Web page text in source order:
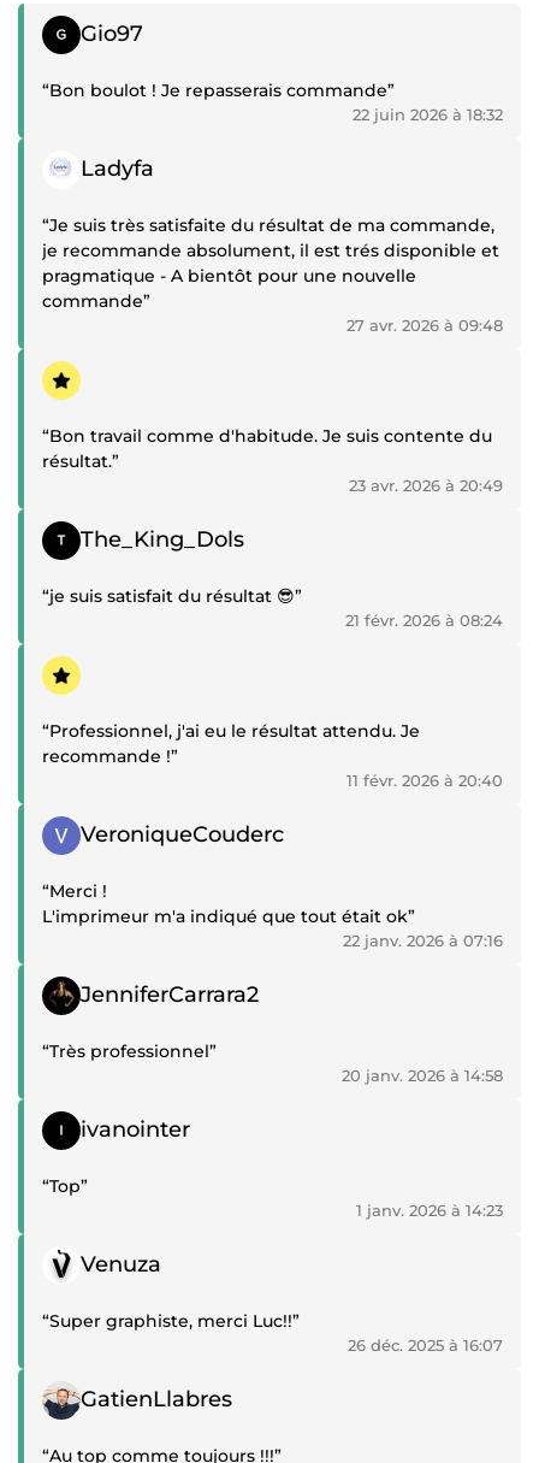
Témoignage positif
Gio97
“Bon boulot ! Je repasserais commande”
22 juin 2026 à 18:32
Témoignage positif
Ladyfa
“Je suis très satisfaite du résultat de ma commande,
je recommande absolument, il est trés disponible et
pragmatique - A bientôt pour une nouvelle
commande”
27 avr. 2026 à 09:48
Témoignage positif
“Bon travail comme d'habitude. Je suis contente du
résultat.”
23 avr. 2026 à 20:49
Témoignage positif
The_King_Dols
“je suis satisfait du résultat 😎”
21 févr. 2026 à 08:24
Témoignage positif
“Professionnel, j'ai eu le résultat attendu. Je
recommande !”
11 févr. 2026 à 20:40
Témoignage positif
VeroniqueCouderc
“Merci !
L'imprimeur m'a indiqué que tout était ok”
22 janv. 2026 à 07:16
Témoignage positif
JenniferCarrara2
“Très professionnel”
20 janv. 2026 à 14:58
Témoignage positif
ivanointer
“Top”
1 janv. 2026 à 14:23
Témoignage positif
Venuza
“Super graphiste, merci Luc!!”
26 déc. 2025 à 16:07
Témoignage positif
GatienLlabres
“Au top comme toujours !!!”